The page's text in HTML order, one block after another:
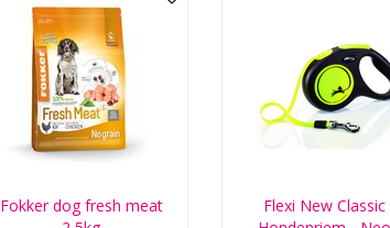
Fokker dog fresh meat
Flexi New Classic